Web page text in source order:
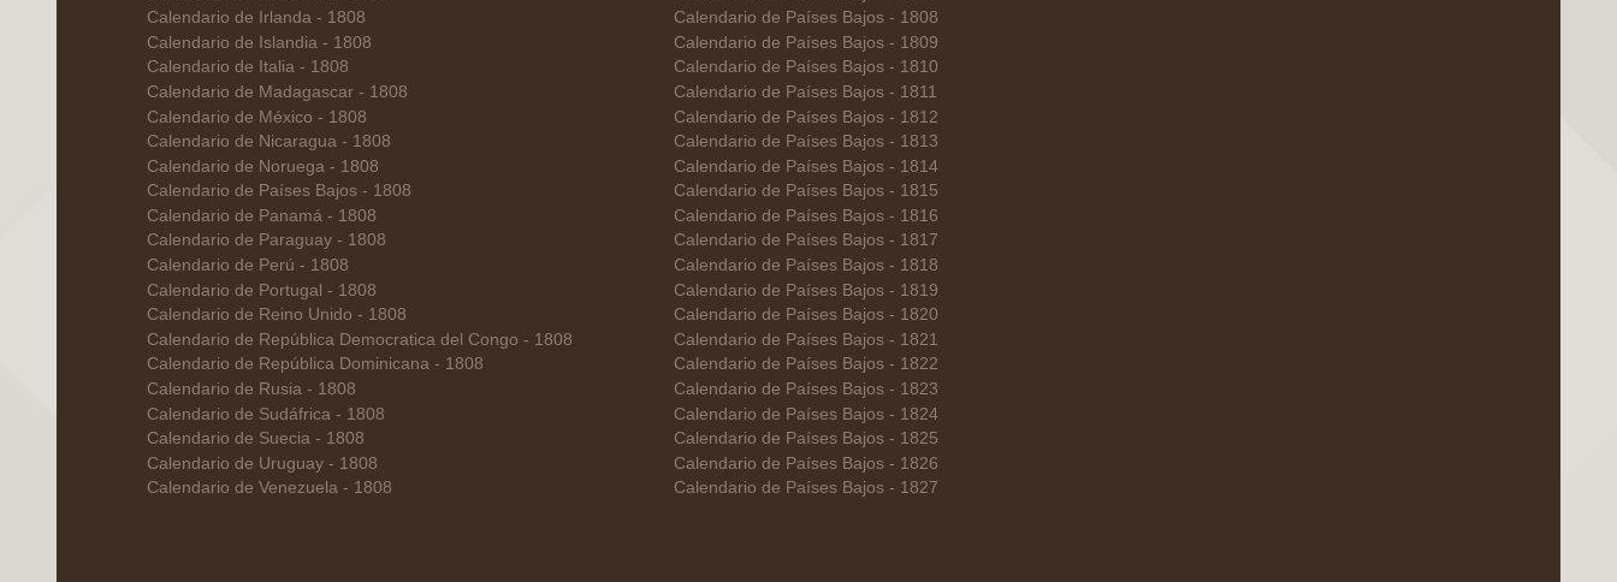
Calendario de Irlanda - 1808
Calendario de Islandia - 1808
Calendario de Italia - 1808
Calendario de Madagascar - 1808
Calendario de México - 1808
Calendario de Nicaragua - 1808
Calendario de Noruega - 1808
Calendario de Países Bajos - 1808
Calendario de Panamá - 1808
Calendario de Paraguay - 1808
Calendario de Perú - 1808
Calendario de Portugal - 1808
Calendario de Reino Unido - 1808
Calendario de República Democratica del Congo - 1808
Calendario de República Dominicana - 1808
Calendario de Rusia - 1808
Calendario de Sudáfrica - 1808
Calendario de Suecia - 1808
Calendario de Uruguay - 1808
Calendario de Venezuela - 1808
Calendario de Países Bajos - 1808
Calendario de Países Bajos - 1809
Calendario de Países Bajos - 1810
Calendario de Países Bajos - 1811
Calendario de Países Bajos - 1812
Calendario de Países Bajos - 1813
Calendario de Países Bajos - 1814
Calendario de Países Bajos - 1815
Calendario de Países Bajos - 1816
Calendario de Países Bajos - 1817
Calendario de Países Bajos - 1818
Calendario de Países Bajos - 1819
Calendario de Países Bajos - 1820
Calendario de Países Bajos - 1821
Calendario de Países Bajos - 1822
Calendario de Países Bajos - 1823
Calendario de Países Bajos - 1824
Calendario de Países Bajos - 1825
Calendario de Países Bajos - 1826
Calendario de Países Bajos - 1827